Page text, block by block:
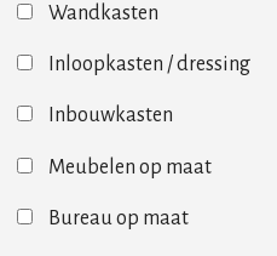
Wandkasten
Inloopkasten / dressing
Inbouwkasten
Meubelen op maat
Bureau op maat